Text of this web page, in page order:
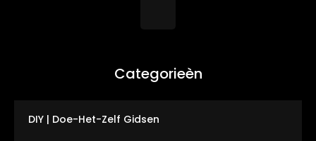
Categorieèn
DIY | Doe-Het-Zelf Gidsen